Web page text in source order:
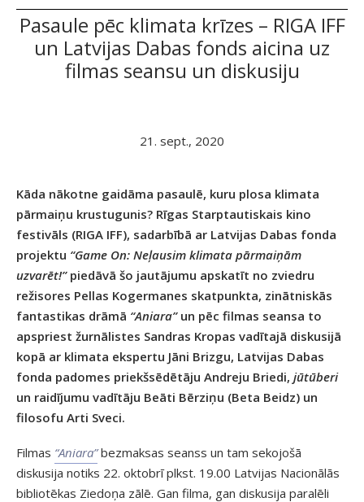
Pasaule pēc klimata krīzes – RIGA IFF
un Latvijas Dabas fonds aicina uz
filmas seansu un diskusiju
21. sept., 2020
Kāda nākotne gaidāma pasaulē, kuru plosa klimata
pārmaiņu krustugunis? Rīgas Starptautiskais kino
festivāls (RIGA IFF), sadarbībā ar Latvijas Dabas fonda
projektu “Game On: Neļausim klimata pārmaiņām
uzvarēt!”piedāvā šo jautājumu apskatīt no zviedru
režisores Pellas Kogermanes skatpunkta, zinātniskās
fantastikas drāmā “Aniara”un pēc filmas seansa to
apspriest žurnālistes Sandras Kropas vadītajā diskusijā
kopā ar klimata ekspertu Jāni Brizgu, Latvijas Dabas
fonda padomes priekšsēdētāju Andreju Briedi, jūtūberi
un raidījumu vadītāju Beāti Bērziņu (Beta Beidz) un
filosofu Arti Sveci.
Filmas “Aniara”bezmaksas seanss un tam sekojošā
diskusija notiks 22. oktobrī plkst. 19.00 Latvijas Nacionālās
bibliotēkas Ziedoņa zālē. Gan filma, gan diskusija paralēli